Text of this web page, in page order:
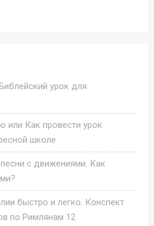
урок для
или Как провести урок
школе
с движениями. Как
быстро и легко. Конспект
по Римлянам 12